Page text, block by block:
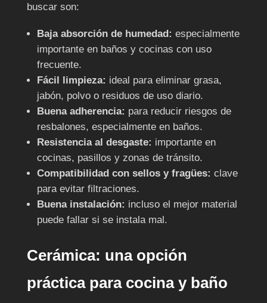
buscar son:
Baja absorción de humedad: especialmente
importante en baños y cocinas con uso
frecuente.
Fácil limpieza: ideal para eliminar grasa,
jabón, polvo o residuos de uso diario.
Buena adherencia: para reducir riesgos de
resbalones, especialmente en baños.
Resistencia al desgaste: importante en
cocinas, pasillos y zonas de tránsito.
Compatibilidad con sellos y fragües: clave
para evitar filtraciones.
Buena instalación: incluso el mejor material
puede fallar si se instala mal.
Cerámica: una opción
práctica para cocina y baño